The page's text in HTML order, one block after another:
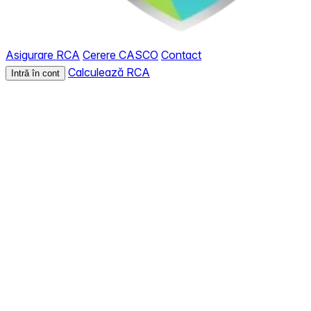
Asigurare RCA Cerere CASCO Contact
Intră în cont Calculează RCA